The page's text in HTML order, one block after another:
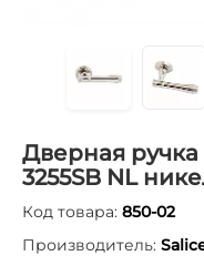
Дверная ручка
3255SB NL
Код товара: 850-02
Производитель: